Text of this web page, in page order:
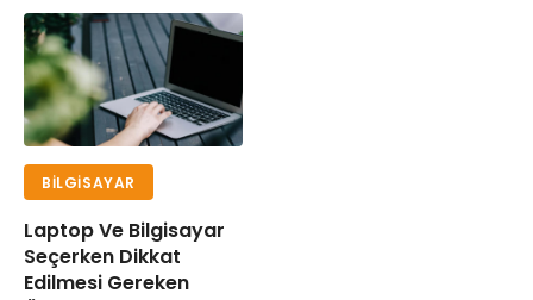
BILGISAYAR
Laptop Ve Bilgisayar
Seçerken Dikkat
Edilmesi Gereken